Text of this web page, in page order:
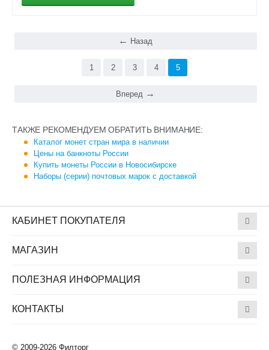
Назад
1 2 3 4 5
Вперед
ТАКЖЕ РЕКОМЕНДУЕМ ОБРАТИТЬ ВНИМАНИЕ:
Каталог монет стран мира в наличии
Цены на банкноты России
Купить монеты России в Новосибирске
Наборы (серии) почтовых марок с доставкой
КАБИНЕТ ПОКУПАТЕЛЯ
МАГАЗИН
ПОЛЕЗНАЯ ИНФОРМАЦИЯ
КОНТАКТЫ
© 2009-2026 Филторг